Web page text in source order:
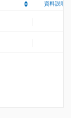
資料説明